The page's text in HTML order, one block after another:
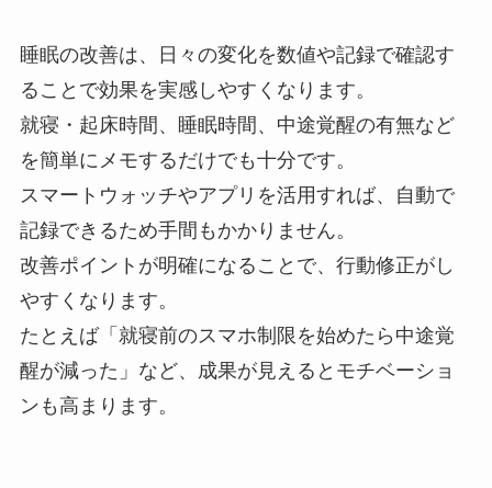
睡眠の改善は、日々の変化を数値や記録で確認す
ることで効果を実感しやすくなります。
就寝・起床時間、睡眠時間、中途覚醒の有無など
を簡単にメモするだけでも十分です。
スマートウォッチやアプリを活用すれば、自動で
記録できるため手間もかかりません。
改善ポイントが明確になることで、行動修正がし
やすくなります。
たとえば「就寝前のスマホ制限を始めたら中途覚
醒が減った」など、成果が見えるとモチベーショ
ンも高まります。